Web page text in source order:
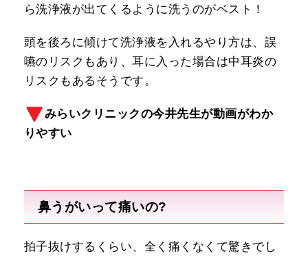
ら洗浄液が出てくるように洗うのがベスト！
頭を後ろに傾けて洗浄液を入れるやり方は、誤
嚥のリスクもあり、耳に入った場合は中耳炎の
リスクもあるそうです。
みらいクリニックの今井先生が動画がわか
りやすい
鼻うがいって痛いの?
拍子抜けするくらい、全く痛くなくて驚きでし